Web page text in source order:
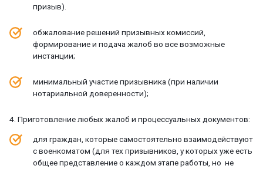
призыв).
обжалование решений призывных комиссий,
формирование и подача жалоб во все возможные
инстанции;
минимальный участие призывника (при наличии
нотариальной доверенности);
4. Приготовление любых жалоб и процессуальных документов:
для граждан, которые самостоятельно взаимодействуют
с военкоматом (для тех призывников, у которых уже есть
общее представление о каждом этапе работы, но не